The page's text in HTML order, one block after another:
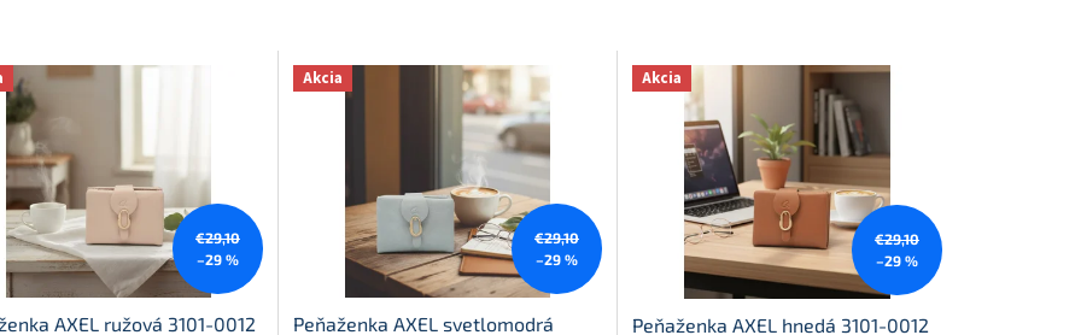
€29,10
–29 %
AXEL ružová 3101-0012
Akcia
€29,10
–29 %
Peňaženka AXEL svetlomodrá
Akcia
€29,10
–29 %
Peňaženka AXEL hnedá 3101-0012